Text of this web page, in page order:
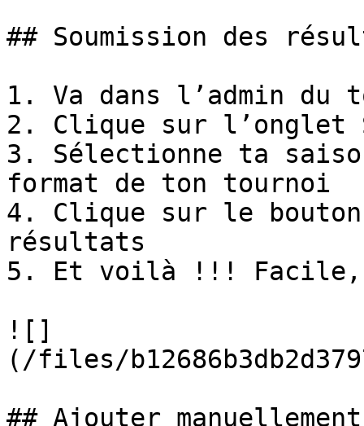
## Soumission des
1. Va dans l’admin du
2. Clique sur l’onglet
3. Sélectionne ta
format de ton tournoi
4. Clique sur le
résultats
5. Et voilà !!! Facile,
![]
(/files/
## Ajouter